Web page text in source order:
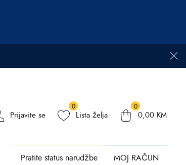
Prijavite se
0
Lista želja
0
0,00 KM
Pratite status narudžbe MOJ RAČUN